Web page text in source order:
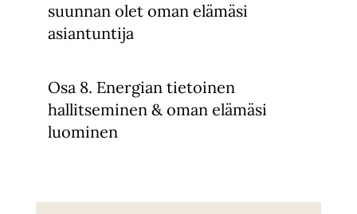
suunnan olet oman elämäsi
asiantuntija
Osa 8. Energian tietoinen
hallitseminen & oman elämäsi
luominen